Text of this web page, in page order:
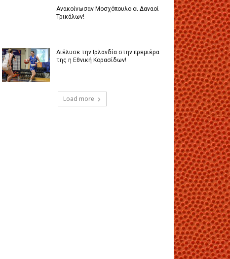
Ανακοίνωσαν Μοσχόπουλο οι Δαναοί
Τρικάλων!
Διέλυσε την Ιρλανδία στην πρεμιέρα
της η Εθνική Κορασίδων!
Load more